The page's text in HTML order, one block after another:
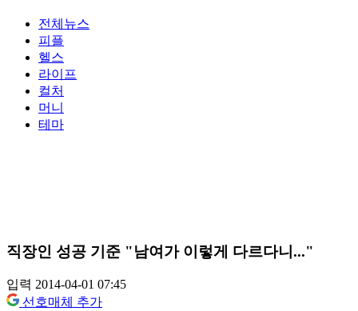
전체뉴스
피플
헬스
라이프
컬처
머니
테마
직장인 성공 기준 "남여가 이렇게 다르다니..."
입력 2014-04-01 07:45
선호매체 추가